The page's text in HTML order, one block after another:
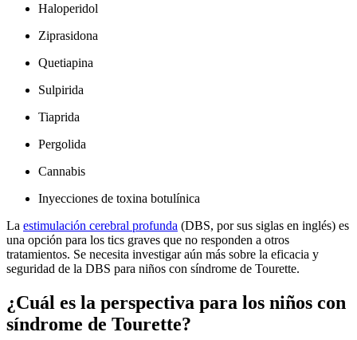
Haloperidol
Ziprasidona
Quetiapina
Sulpirida
Tiaprida
Pergolida
Cannabis
Inyecciones de toxina botulínica
La estimulación cerebral profunda (DBS, por sus siglas en inglés) es
una opción para los tics graves que no responden a otros
tratamientos. Se necesita investigar aún más sobre la eficacia y
seguridad de la DBS para niños con síndrome de Tourette.
¿Cuál es la perspectiva para los niños con
síndrome de Tourette?